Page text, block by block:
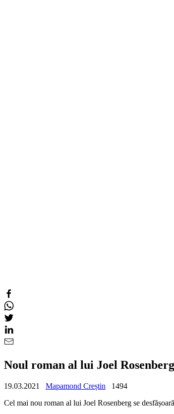
Noul roman al lui Joel
19.03.2021 Mapamond Creștin
1494
Cel mai nou roman al lui Joel Rosenberg se